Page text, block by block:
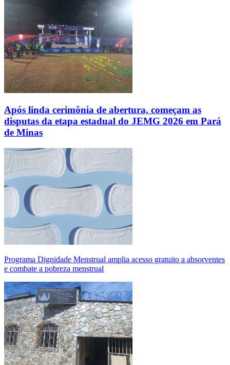
Após linda cerimônia de abertura, começam as
disputas da etapa estadual do JEMG 2026 em Pará
de Minas
Programa Dignidade Menstrual amplia acesso gratuito a absorventes
e combate a pobreza menstrual